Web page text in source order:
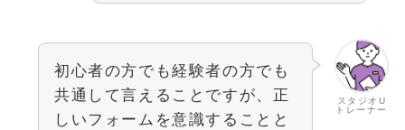
スタジオU
トレーナー
初心者の方でも経験者の方でも
共通して言えることですが、正
しいフォームを意識することと